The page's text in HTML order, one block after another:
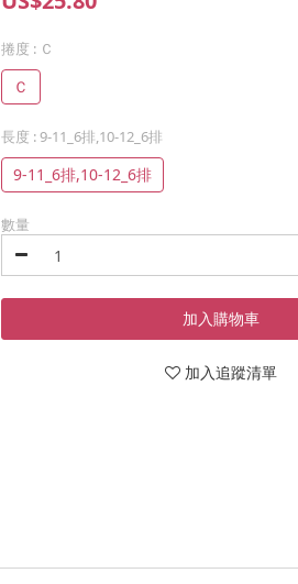
捲度 : Ｃ
Ｃ
長度 : 9-11_6排,10-12_6排
9-11_6排,10-12_6排
數量
加入購物車
加入追蹤清單